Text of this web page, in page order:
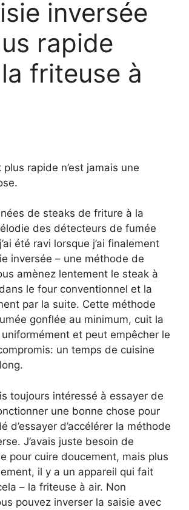
inversée
rapide
friteuse à
rapide n’est jamais une
de steaks de friture à la
des détecteurs de fumée
été ravi lorsque j’ai finalement
inversée – une méthode de
amènez lentement le steak à
le four conventionnel et la
par la suite. Cette méthode
gonflée au minimum, cuit la
et peut empêcher le
un temps de cuisine
toujours intéressé à essayer de
une bonne chose pour
d’essayer d’accélérer la méthode
J’avais juste besoin de
pour cuire doucement, mais plus
il y a un appareil qui fait
– la friteuse à air. Non
pouvez inverser la saisie avec